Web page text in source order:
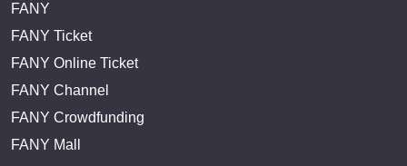
FANY
FANY Ticket
FANY Online Ticket
FANY Channel
FANY Crowdfunding
FANY Mall